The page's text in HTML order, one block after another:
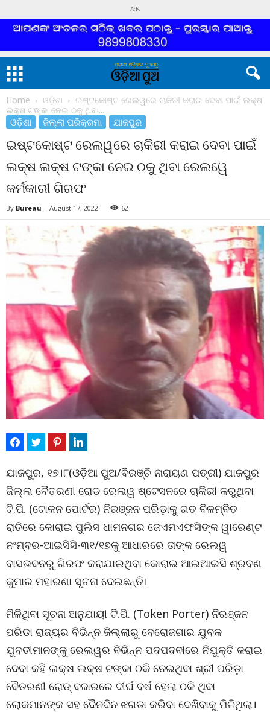
Ads
Home ଓଡ଼ିଶା
ଇଷ୍ଟକୋଷ୍ଟ ରେଲୱରେ ଚାକିରୀ କରାଇ ଦେବା ପାଇଁ ଲକ୍ଷ
ଲକ୍ଷ ଟଙ୍କା ନେଇ ଠକୁ ଥିବା...
ଓଡ଼ିଶା ଜିଲ୍ଲା ପରିକ୍ରମା ଯାଜପୁର
ଇଷ୍ଟକୋଷ୍ଟ ରେଲୱରେ ଚାକିରୀ କରାଇ ଦେବା ପାଇଁ
ଲକ୍ଷ ଲକ୍ଷ ଟଙ୍କା ନେଇ ଠକୁ ଥିବା ରେଲୱେ
କର୍ମକାରୀ ଗିରଫ
By Bureau - August 17, 2022 62
ଯାଜପୁର, ୧୭।୮(ଓଡ଼ିଆ ପୁଅ/ବିରଞ୍ଚି ନାରାୟଣ ପତ୍ରୀ) ଯାଜପୁର
ଜିଲ୍ଲା ବୈତରଣୀ ରୋଡ ରେଲୱ ଷ୍ଟେସନରେ ଚାକିରୀ କରୁଥିବା
ଟି.ପି. (ଟୋକନ ପୋର୍ଟର) ନିରଞ୍ଜନ ପରିଡ଼ାକୁ ଗତ ବିଳମ୍ବିତ
ରାତିରେ କୋରାଇ ପୁଲିସ ଧାମନଗର ଜେଏମଏଫସିଙ୍କ ୱାରେଣ୍ଟ
ନଂମ୍ବର-ଆଇସିସି-୩୧/୧୭କୁ ଆଧାରରେ ତାଙ୍କ ରେଲୱ
ବାସଭବନରୁ ଗିରଫ କରାଯାଇଥିବା କୋରାଇ ଆଇଆଇସି ଶ୍ରବଣ
କୁମାର ମହାରଣା ସୂଚନା ଦେଇଛନ୍ତି।
ମିଳିଥିବା ସୂଚନା ଅନୁଯାୟୀ ଟି.ପି. (Token Porter) ନିରଞ୍ଜନ
ପରିଡା ରାଜ୍ୟର ବିଭିନ୍ନ ଜିଲ୍ଲାରୁ ବେରୋଜଗାର ଯୁବକ
ଯୁବତୀମାନଙ୍କୁ ରେଲୱର ବିଭିନ୍ନ ପଦପଦବୀରେ ନିଯୁକ୍ତି କରାଇ
ଦେବା କହି ଲକ୍ଷ ଲକ୍ଷ ଟଙ୍କା ଠକି ନେଇଥିବା ଶ୍ରୀ ପରିଡ଼ା
ବୈତରଣୀ ରୋଡ୍ ବଜାରରେ ଦୀର୍ଘ ବର୍ଷ ହେଲା ଠକି ଥିବା
ଲୋକମାନଙ୍କ ସହ ଦୈନଦିନ ଝଗଡା କରିବା ଦେଖିବାକୁ ମିଳିଥିଲା।